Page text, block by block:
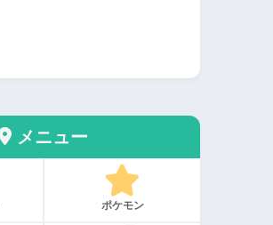
メニュー
ポケモン